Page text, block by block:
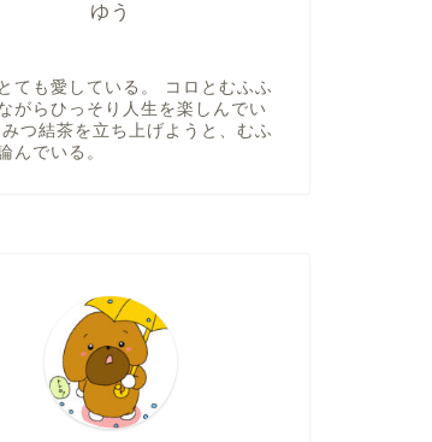
ゆう
ても愛している。 コロとむふふ
がらひっそり人生を楽しんでい
つ結茶を立ち上げようと、むふ
んでいる。